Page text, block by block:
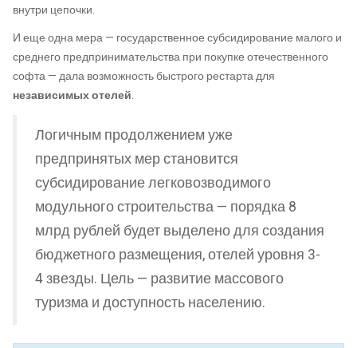
внутри цепочки.
И еще одна мера — государственное субсидирование малого и
среднего предпринимательства при покупке отечественного
софта — дала возможность быстрого рестарта для
независимых отелей.
Логичным продолжением уже
предпринятых мер становится
субсидирование легковозводимого
модульного строительства — порядка 8
млрд рублей будет выделено для создания
бюджетного размещения, отелей уровня 3-
4 звезды. Цель — развитие массового
туризма и доступность населению.